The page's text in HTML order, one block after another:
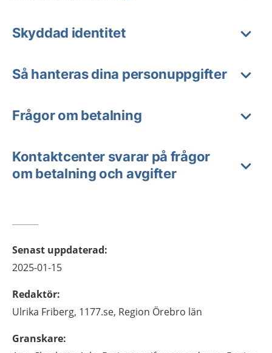
Skyddad identitet
Så hanteras dina personuppgifter
Frågor om betalning
Kontaktcenter svarar på frågor
om betalning och avgifter
Senast uppdaterad:
2025-01-15
Redaktör:
Ulrika Friberg, 1177.se, Region Örebro län
Granskare: